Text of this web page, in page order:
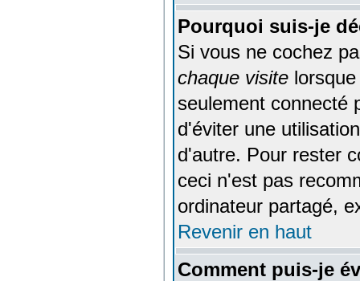
Pourquoi suis-je
Si vous ne cochez
chaque visite
seulement connecté
d'éviter une
d'autre. Pour rester
ceci n'est pas
ordinateur partagé,
Revenir en haut
Comment puis-je